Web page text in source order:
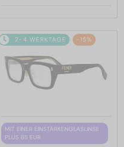
2-4 WERKTAGE -15%
MIT EINER EINSTÄRKENGLASLINSE
PLUS 65 EUR